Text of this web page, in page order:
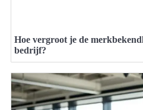
Hoe vergroot je de
bedrijf?